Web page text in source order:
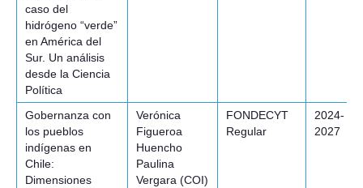
caso del
hidrógeno “verde”
en América del
Sur. Un análisis
desde la Ciencia
Política
Gobernanza con
los pueblos
indígenas en
Chile:
Dimensiones
Verónica
Figueroa
Huencho
Paulina
Vergara (COI)
FONDECYT
Regular
2024-
2027